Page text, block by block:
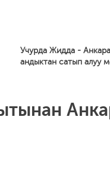
Учурда Жидда -
андыктан сатып алуу